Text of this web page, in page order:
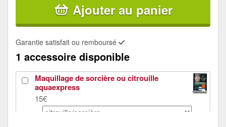
Ajouter au panier
Garantie satisfait ou remboursé
1 accessoire disponible
Maquillage de sorcière ou citrouille
aquaexpress
15€